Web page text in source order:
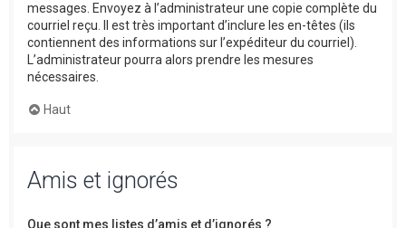
messages. Envoyez à l’administrateur une copie complète du
courriel reçu. Il est très important d’inclure les en-têtes (ils
contiennent des informations sur l’expéditeur du courriel).
L’administrateur pourra alors prendre les mesures
nécessaires.
Haut
Amis et ignorés
Que sont mes listes d’amis et d’ignorés ?